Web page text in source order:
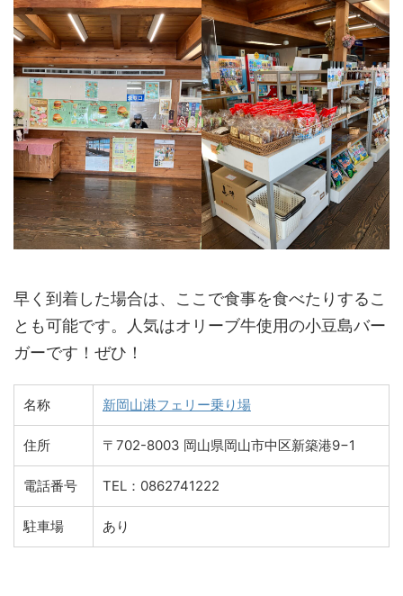
早く到着した場合は、ここで食事を食べたりするこ
とも可能です。人気はオリーブ牛使用の小豆島バー
ガーです！ぜひ！
名称 新岡山港フェリー乗り場
住所 〒702-8003 岡山県岡山市中区新築港9−1
電話番号 TEL：0862741222
駐車場 あり